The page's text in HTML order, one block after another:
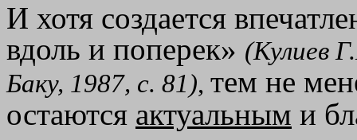
И хотя создается
вдоль и поперек» (Кулиев
Баку, 1987, с. 81), тем не
остаются актуальным и